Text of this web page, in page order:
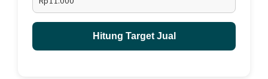
karena setiap anak memiliki ukuran badan yang berbeda-beda.
Hitung Target Jual